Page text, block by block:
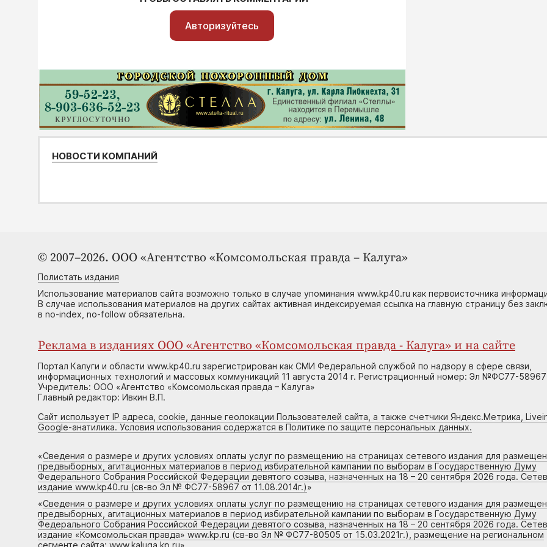
Авторизуйтесь
НОВОСТИ КОМПАНИЙ
© 2007–2026. ООО «Агентство «Комсомольская правда – Калуга»
Полистать издания
Использование материалов сайта возможно только в случае упоминания www.kp40.ru как первоисточника
В случае использования материалов на других сайтах активная индексируемая ссылка на главную страницу без
в no-index, no-follow обязательна.
Реклама в изданиях ООО «Агентство «Комсомольская правда - Калуга» и на сайте
Портал Калуги и области www.kp40.ru зарегистрирован как СМИ Федеральной службой по надзору в сфере связи,
информационных технологий и массовых коммуникаций 11 августа 2014 г. Регистрационный номер: Эл №ФС77-58967
Учредитель: ООО «Агентство «Комсомольская правда – Калуга»
Главный редактор: Ивкин В.П.
Сайт использует IP адреса, cookie, данные геолокации Пользователей сайта, а также счетчики Яндекс.Метрика,
Google-анатилика. Условия использования содержатся в Политике по защите персональных данных.
«Сведения о размере и других условиях оплаты услуг по размещению на страницах сетевого издания для
предвыборных, агитационных материалов в период избирательной кампании по выборам в Государственную Думу
Федерального Собрания Российской Федерации девятого созыва, назначенных на 18 – 20 сентября 2026 года.
издание www.kp40.ru (св-во Эл № ФС77-58967 от 11.08.2014г.)»
«Сведения о размере и других условиях оплаты услуг по размещению на страницах сетевого издания для
предвыборных, агитационных материалов в период избирательной кампании по выборам в Государственную Думу
Федерального Собрания Российской Федерации девятого созыва, назначенных на 18 – 20 сентября 2026 года.
издание «Комсомольская правда» www.kp.ru (св-во Эл № ФС77-80505 от 15.03.2021г.), размещение на региональном